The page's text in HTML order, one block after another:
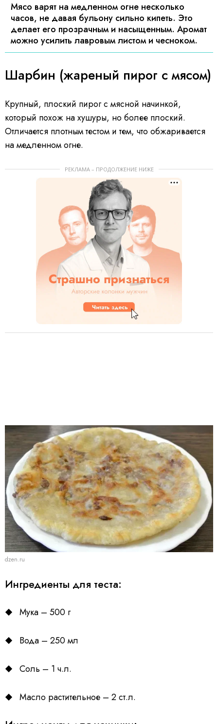
Мясо варят на медленном огне несколько
часов, не давая бульону сильно кипеть. Это
делает его прозрачным и насыщенным. Аромат
можно усилить лавровым листом и чесноком.
Шарбин (жареный пирог с мясом)
Крупный, плоский пирог с мясной начинкой,
который похож на хушуры, но более плоский.
Отличается плотным тестом и тем, что обжаривается
на медленном огне.
РЕКЛАМА – ПРОДОЛЖЕНИЕ НИЖЕ
dzen.ru
Ингредиенты для теста:
Мука – 500 г
Вода – 250 мл
Соль – 1 ч.л.
Масло растительное – 2 ст.л.